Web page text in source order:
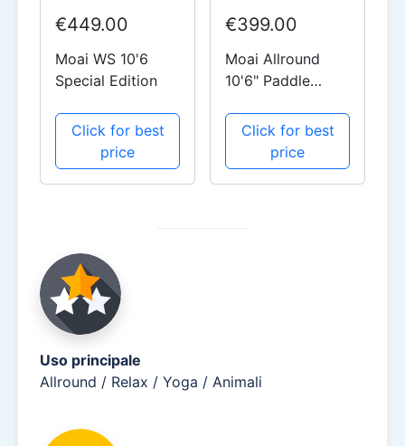
€449.00
Moai WS 10'6
Special Edition
Click for best
price
€399.00
Moai Allround
10'6" Paddle
Package
Click for best
price
Uso principale
Allround / Relax / Yoga / Animali